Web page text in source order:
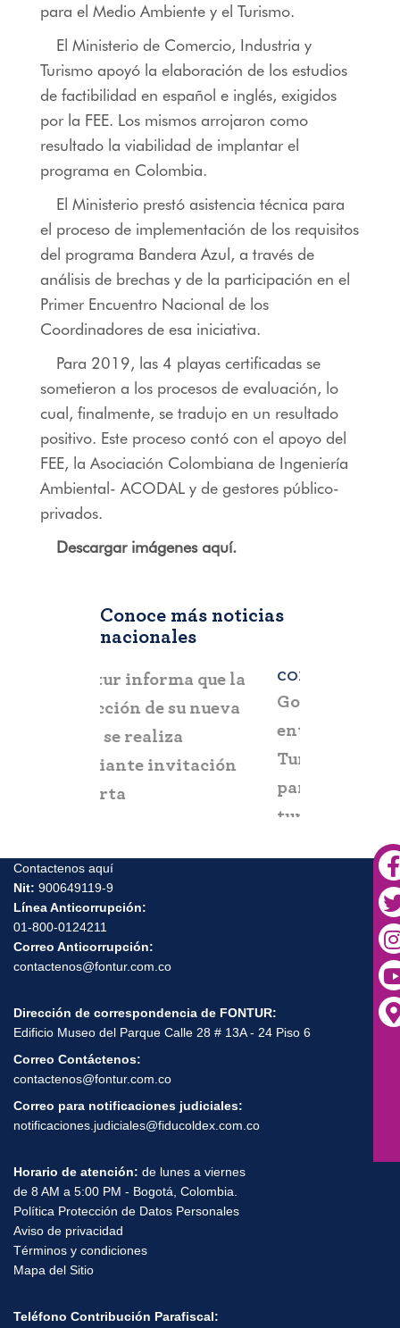
para el Medio Ambiente y el Turismo.
El Ministerio de Comercio, Industria y
Turismo apoyó la elaboración de los estudios
de factibilidad en español e inglés, exigidos
por la FEE. Los mismos arrojaron como
resultado la viabilidad de implantar el
programa en Colombia.
El Ministerio prestó asistencia técnica para
el proceso de implementación de los requisitos
del programa Bandera Azul, a través de
análisis de brechas y de la participación en el
Primer Encuentro Nacional de los
Coordinadores de esa iniciativa.
Para 2019, las 4 playas certificadas se
sometieron a los procesos de evaluación, lo
cual, finalmente, se tradujo en un resultado
positivo. Este proceso contó con el apoyo del
FEE, la Asociación Colombiana de Ingeniería
Ambiental- ACODAL y de gestores público-
privados.
Descargar imágenes aquí.
Conoce más noticias
nacionales
COLOMBIA
Gobierno del Progreso
entrega el “Mirador
Turístico de Arboletes”
para fortalecer el
Contactenos aquí
Nit:900649119-9
Línea Anticorrupción:
01-800-0124211
contactenos@fontur.com.co
Dirección de correspondencia de FONTUR:
Edificio Museo del Parque Calle 28 # 13A - 24 Piso 6
Correo Contáctenos:
contactenos@fontur.com.co
notificaciones.judiciales@fiducoldex.com.co
Horario de atención:de lunes a viernes
de 8 AM a 5:00 PM - Bogotá, Colombia.
Política Protección de Datos Personales
Aviso de privacidad
Mapa del Sitio